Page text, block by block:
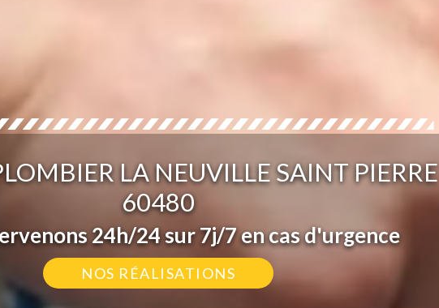
LA NEUVILLE SAINT PIERRE
60480
24h/24 sur 7j/7 en cas d'urgence
NOS RÉALISATIONS